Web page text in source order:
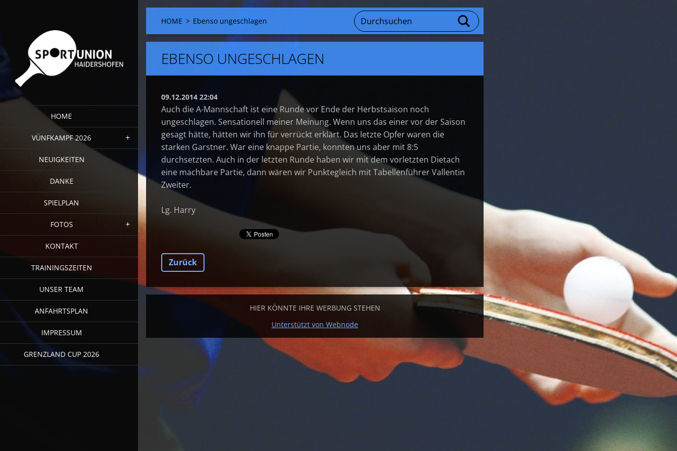
HOME
VÜNFKAMPF 2026
NEUIGKEITEN
DANKE
SPIELPLAN
FOTOS
KONTAKT
TRAININGSZEITEN
UNSER TEAM
ANFAHRTSPLAN
IMPRESSUM
GRENZLAND CUP 2026
HOME > Ebenso ungeschlagen
EBENSO UNGESCHLAGEN
09.12.2014 22:04
Auch die A-Mannschaft ist eine Runde vor Ende der Herbstsaison noch
ungeschlagen. Sensationell meiner Meinung. Wenn uns das einer vor der Saison
gesagt hätte, hätten wir ihn für verrückt erklärt. Das letzte Opfer waren die
starken Garstner. War eine knappe Partie, konnten uns aber mit 8:5
durchsetzten. Auch in der letzten Runde haben wir mit dem vorletzten Dietach
eine machbare Partie, dann wären wir Punktegleich mit Tabellenführer Vallentin
Zweiter.
Lg. Harry
Zurück
HIER KÖNNTE IHRE WERBUNG STEHEN
Unterstützt von Webnode